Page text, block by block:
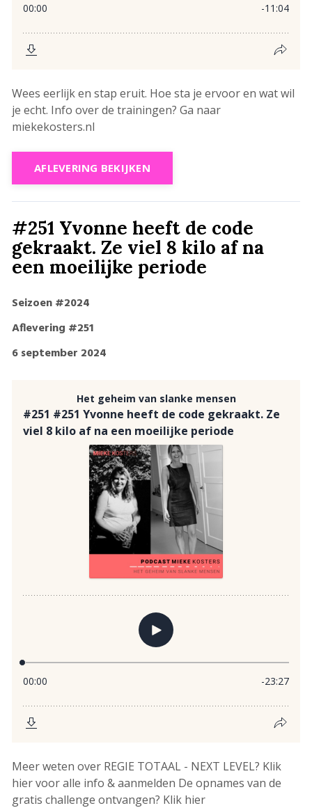
Wees eerlijk en stap eruit. Hoe sta je ervoor en wat wil
je echt. Info over de trainingen? Ga naar
miekekosters.nl
AFLEVERING BEKIJKEN
#251 Yvonne heeft de code
gekraakt. Ze viel 8 kilo af na
een moeilijke periode
Seizoen #2024
Aflevering #251
6 september 2024
Meer weten over REGIE TOTAAL - NEXT LEVEL? Klik
hier voor alle info & aanmelden De opnames van de
gratis challenge ontvangen? Klik hier